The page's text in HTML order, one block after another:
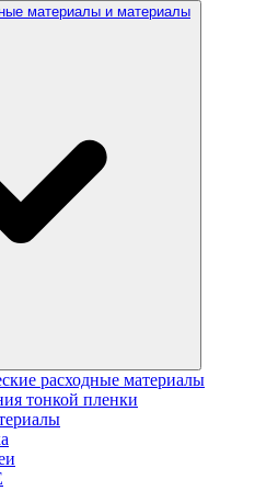
материалы и материалы
расходные материалы
тонкой пленки